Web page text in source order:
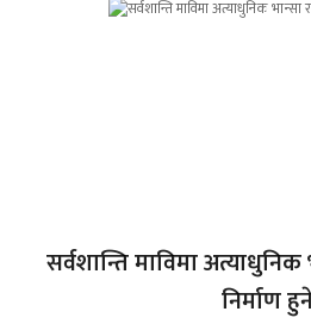
सर्वशान्ति माविमा
निर्माण